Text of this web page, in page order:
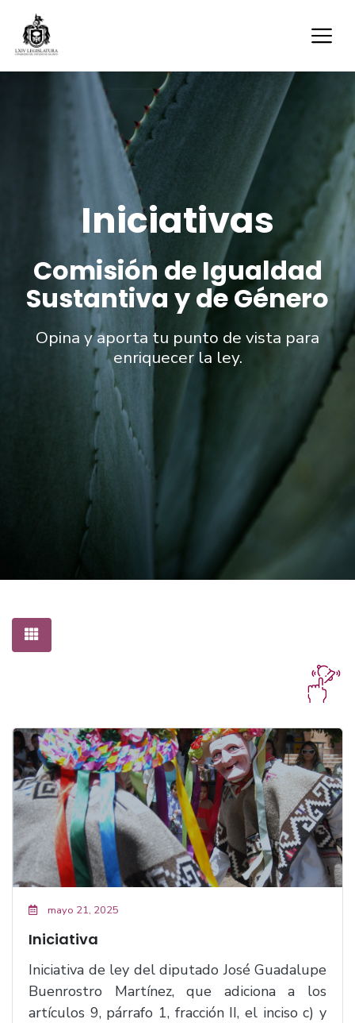
Iniciativas
Comisión de Igualdad
Sustantiva y de Género
Opina y aporta tu punto de vista para
enriquecer la ley.
mayo 21, 2025
Iniciativa
Iniciativa de ley del diputado José Guadalupe
Buenrostro Martínez, que adiciona a los
artículos 9, párrafo 1, fracción II, el inciso c) y